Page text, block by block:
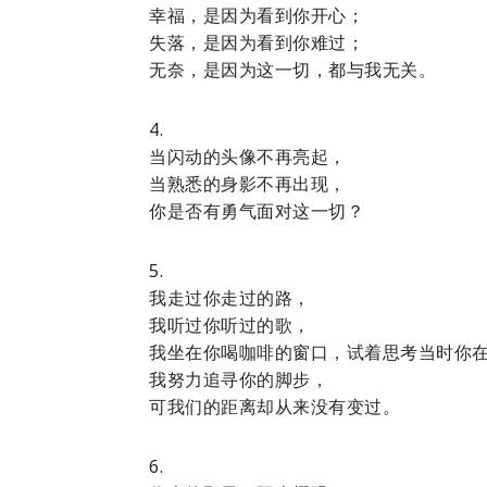
幸福，是因为看到你开心；
失落，是因为看到你难过；
无奈，是因为这一切，都与我无关。
4.
当闪动的头像不再亮起，
当熟悉的身影不再出现，
你是否有勇气面对这一切？
5.
我走过你走过的路，
我听过你听过的歌，
我坐在你喝咖啡的窗口，试着思考当时你
我努力追寻你的脚步，
可我们的距离却从来没有变过。
6.